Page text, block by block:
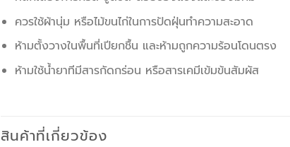
ควรใช้ผ้านุ่ม หรือไม้ขนไก่ในการปัดฝุ่นทำความสะอาด
ห้ามตั้งวางในพื้นที่เปียกชื้น และห้ามถูกความร้อนโดนตรง
ห้ามใช้น้ำยาทีมีสารกัดกร่อน หรือสารเคมีเข้มข้นสัมผัส
สินค้าที่เกี่ยวข้อง